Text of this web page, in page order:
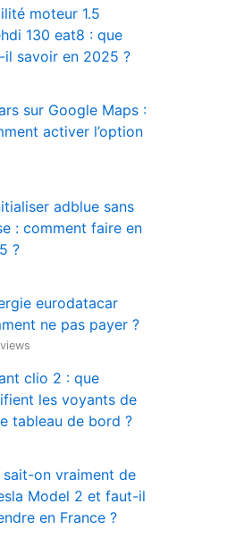
moteur 1.5
130 eat8 : que
il savoir en 2025 ?
sur Google Maps :
activer l’option
adblue sans
: comment faire en
?
eurodatacar
ne pas payer ?
clio 2 : que
les voyants de
tableau de bord ?
sait-on vraiment de
Model 2 et faut-il
en France ?